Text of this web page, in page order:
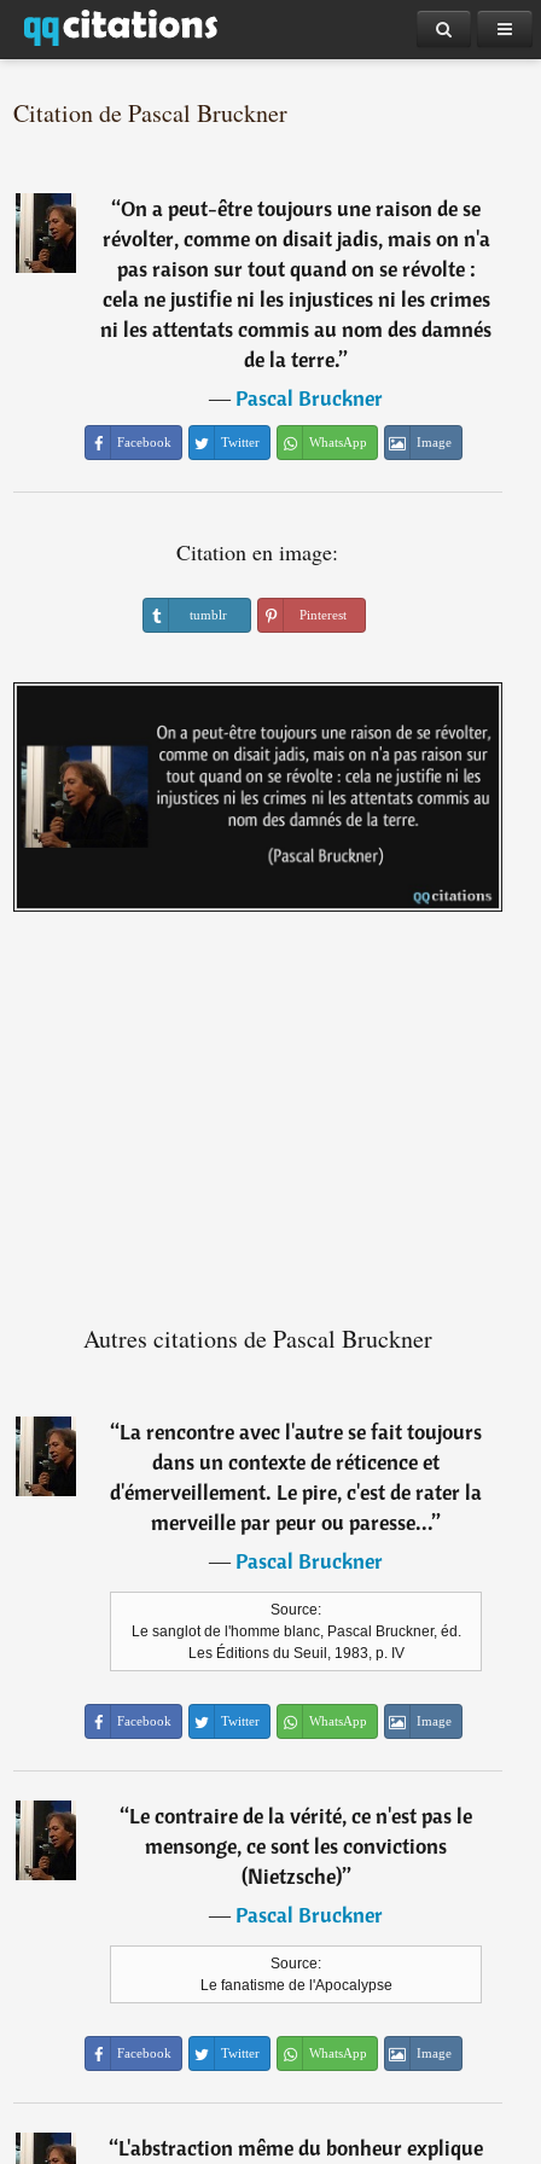
Citation de Pascal Bruckner
“On a peut-être toujours une raison de se
révolter, comme on disait jadis, mais on n'a
pas raison sur tout quand on se révolte :
cela ne justifie ni les injustices ni les crimes
ni les attentats commis au nom des damnés
de la terre.”
―Pascal Bruckner
Facebook Twitter WhatsApp Image
Citation en image:
tumblr Pinterest
Autres citations de Pascal Bruckner
“La rencontre avec l'autre se fait toujours
dans un contexte de réticence et
d'émerveillement. Le pire, c'est de rater la
merveille par peur ou paresse...”
―Pascal Bruckner
Source:
Le sanglot de l'homme blanc, Pascal Bruckner, éd.
Les Éditions du Seuil, 1983, p. IV
Facebook Twitter WhatsApp Image
“Le contraire de la vérité, ce n'est pas le
mensonge, ce sont les convictions
(Nietzsche)”
―Pascal Bruckner
Source:
Le fanatisme de l'Apocalypse
Facebook Twitter WhatsApp Image
“L'abstraction même du bonheur explique